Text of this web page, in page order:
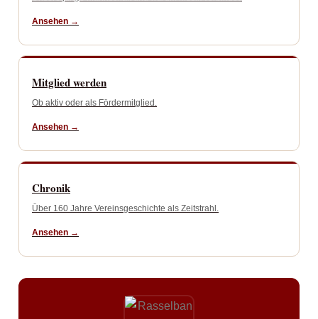
Ansehen →
Mitglied werden
Ob aktiv oder als Fördermitglied.
Ansehen →
Chronik
Über 160 Jahre Vereinsgeschichte als Zeitstrahl.
Ansehen →